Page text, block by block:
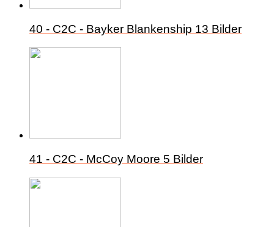
40 - C2C - Bayker Blankenship 13 Bilder
41 - C2C - McCoy Moore 5 Bilder